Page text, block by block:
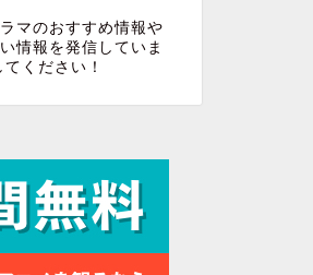
マのおすすめ情報や
情報を発信していま
ください！